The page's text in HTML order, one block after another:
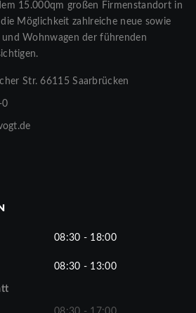
15.000qm großen Firmenstandort in
Möglichkeit zahlreiche neue sowie
und Wohnwagen der führenden
Str. 66115 Saarbrücken
0
08:30 - 18:00
08:30 - 13:00